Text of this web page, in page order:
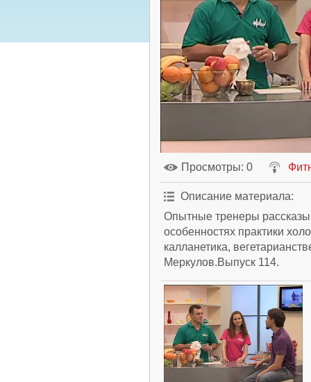
Просмотры: 0
Описание материала:
Опытные тренеры
особенностях практики
калланетика,
Меркулов.Выпуск 114.